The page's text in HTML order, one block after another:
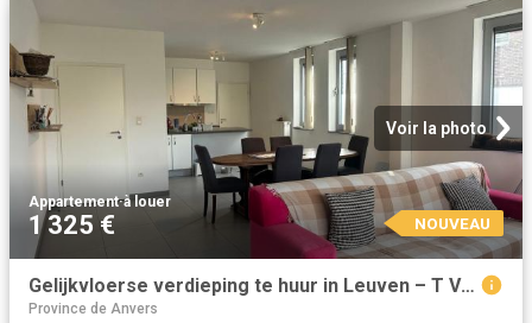
Voir la photo
Appartement·à louer
1 325 € NOUVEAU
Gelijkvloerse verdieping te huur in Leuven – T Vastgoed
Province de Anvers